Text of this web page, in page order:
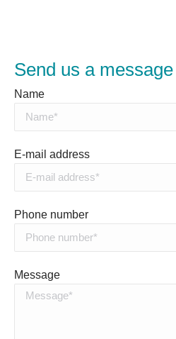
Send us a message
Name
E-mail address
Phone number
Message